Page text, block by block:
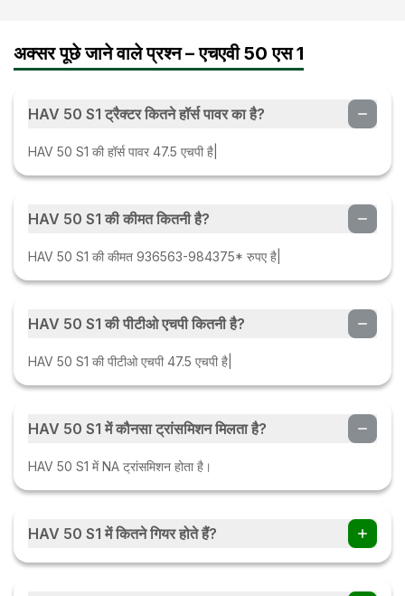
अक्सर पूछे जाने वाले प्रश्न – एचएवी 50 एस 1
HAV 50 S1 ट्रैक्टर कितने हॉर्स पावर का है?
HAV 50 S1 की हॉर्स पावर 47.5 एचपी है|
HAV 50 S1 की कीमत कितनी है?
HAV 50 S1 की कीमत 936563-984375* रुपए है|
HAV 50 S1 की पीटीओ एचपी कितनी है?
HAV 50 S1 की पीटीओ एचपी 47.5 एचपी है|
HAV 50 S1 में कौनसा ट्रांसमिशन मिलता है?
HAV 50 S1 में NA ट्रांसमिशन होता है।
HAV 50 S1 में कितने गियर होते हैं?
HAV 50 S1 ट्रैक्टर में NA गियर हैं।